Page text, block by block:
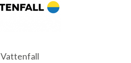
Vattenfall